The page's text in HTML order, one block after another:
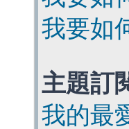
我要如
主題訂
我的最